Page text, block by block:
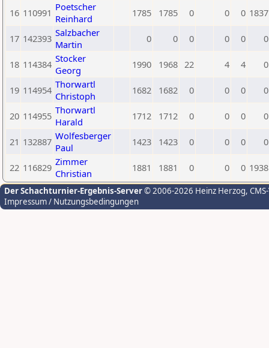
16 110991 Poetscher
Reinhard
1785 1785 0 0 0 1837
17 142393 Salzbacher
Martin
0 0 0 0 0 0
18 114384 Stocker
Georg
1990 1968 22 4 4 0
19 114954 Thorwartl
Christoph
1682 1682 0 0 0 0
20 114955 Thorwartl
Harald
1712 1712 0 0 0 0
21 132887 Wolfesberger
Paul
1423 1423 0 0 0 0
22 116829 Zimmer
Christian
1881 1881 0 0 0 1938
Der Schachturnier-Ergebnis-Server© 2006-2026 Heinz Herzog,
Impressum / Nutzungsbedingungen